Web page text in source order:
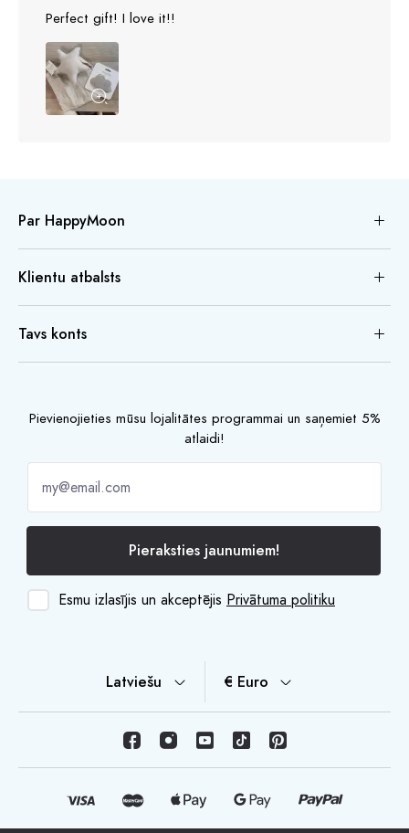
Perfect gift! I love it!!
Par HappyMoon
Klientu atbalsts
Tavs konts
Pievienojieties mūsu lojalitātes programmai un saņemiet 5%
atlaidi!
Pieraksties jaunumiem!
Esmu izlasījis un akceptējis Privātuma politiku
Latviešu € Euro